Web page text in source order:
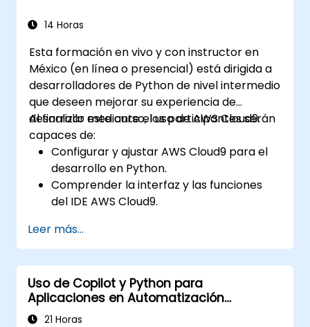
avanzadas de redes neuronales. Examina
learn, Apache Spark MLlib y cuadernos de
Jupyter, facilitando el desarrollo práctico de
inteligencia artificial. Ayuda a los
profesionales a implementar modelos
prácticos de aprendizaje automático, evaluar
las limitaciones de los algoritmos y completar
proyectos aplicados orientados a la
resolución de problemas del mundo real.
14 Horas
Esta formación en vivo y con instructor en
México (en línea o presencial) está dirigida a
desarrolladores de Python de nivel intermedio
que deseen mejorar su experiencia de
desarrollo mediante el uso de AWS Cloud9.
Al finalizar este curso, los participantes serán
capaces de:
Configurar y ajustar AWS Cloud9 para el
desarrollo en Python.
Comprender la interfaz y las funciones
del IDE AWS Cloud9.
aplicaciones de Python en AWS Cloud9.
Colaborar con otros desarrolladores
utilizando la plataforma AWS Cloud9.
Integrar AWS Cloud9 con otros servicios
de AWS para implementaciones
avanzadas.
Leer más...
Uso de Copilot y Python para
Aplicaciones en Automatización
Industrial
21 Horas